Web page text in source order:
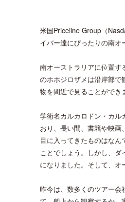
米国Priceline Group（
イバー達にぴったりの南オ
南オーストラリアに位置す
のホホジロザメは沿岸部で
物を間近で見ることができ
学術名カルカロドン・カル
おり、長い間、書籍や映画
目に入ってきたものはな
ことでしょう。しかし、
になりました。そして、オ
昨今は、数多くのツアー